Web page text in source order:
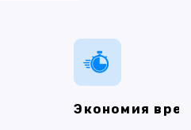
Экономия